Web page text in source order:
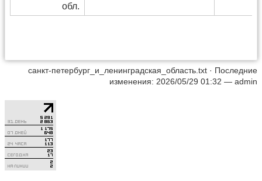
обл.
санкт-петербург_и_ленинградская_область.txt · Последние
изменения: 2026/05/29 01:32 — admin